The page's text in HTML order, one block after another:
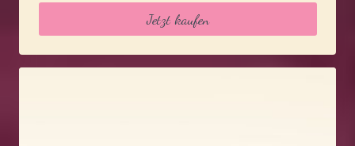
Jetzt kaufen